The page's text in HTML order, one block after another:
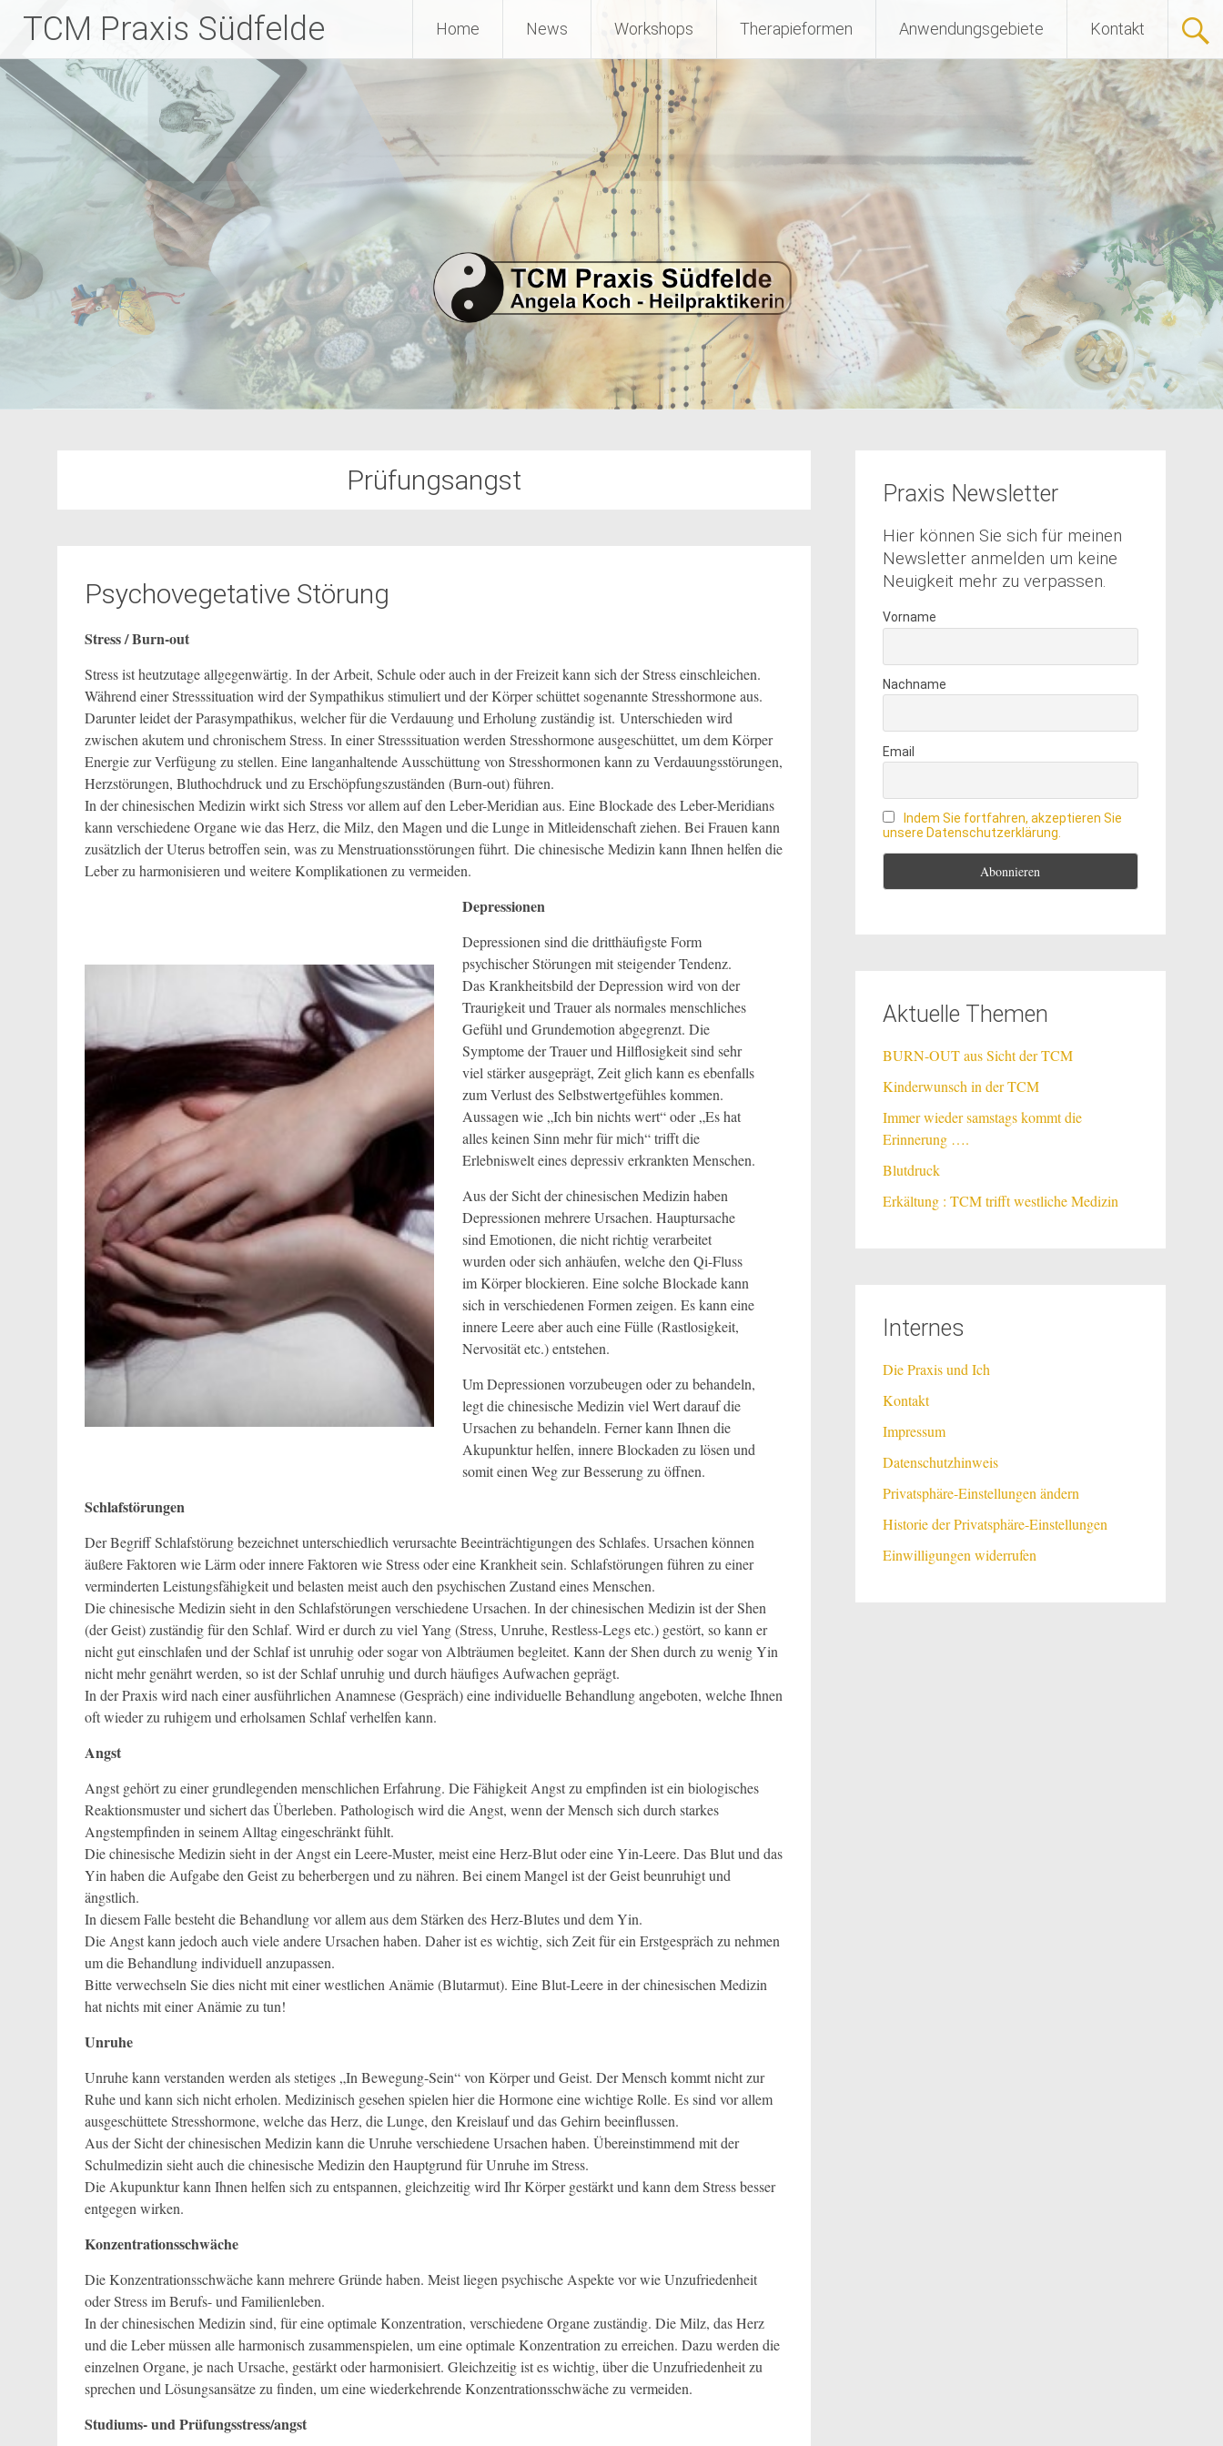
TCM Praxis Südfelde Home News Workshops Therapieformen Anwendungsgebiete Kontakt
Prüfungsangst
Psychovegetative Störung
Stress / Burn-out
Stress ist heutzutage allgegenwärtig. In der Arbeit, Schule oder auch in der Freizeit kann sich der Stress einschleichen.
Während einer Stresssituation wird der Sympathikus stimuliert und der Körper schüttet sogenannte Stresshormone aus.
Darunter leidet der Parasympathikus, welcher für die Verdauung und Erholung zuständig ist. Unterschieden wird
zwischen akutem und chronischem Stress. In einer Stresssituation werden Stresshormone ausgeschüttet, um dem Körper
Energie zur Verfügung zu stellen. Eine langanhaltende Ausschüttung von Stresshormonen kann zu Verdauungsstörungen,
Herzstörungen, Bluthochdruck und zu Erschöpfungszuständen (Burn-out) führen.
In der chinesischen Medizin wirkt sich Stress vor allem auf den Leber-Meridian aus. Eine Blockade des Leber-Meridians
kann verschiedene Organe wie das Herz, die Milz, den Magen und die Lunge in Mitleidenschaft ziehen. Bei Frauen kann
zusätzlich der Uterus betroffen sein, was zu Menstruationsstörungen führt. Die chinesische Medizin kann Ihnen helfen die
Leber zu harmonisieren und weitere Komplikationen zu vermeiden.
Depressionen
Depressionen sind die dritthäufigste Form
psychischer Störungen mit steigender Tendenz.
Das Krankheitsbild der Depression wird von der
Traurigkeit und Trauer als normales menschliches
Gefühl und Grundemotion abgegrenzt. Die
Symptome der Trauer und Hilflosigkeit sind sehr
viel stärker ausgeprägt, Zeit glich kann es ebenfalls
zum Verlust des Selbstwertgefühles kommen.
Aussagen wie „Ich bin nichts wert“ oder „Es hat
alles keinen Sinn mehr für mich“ trifft die
Erlebniswelt eines depressiv erkrankten Menschen.
Aus der Sicht der chinesischen Medizin haben
Depressionen mehrere Ursachen. Hauptursache
sind Emotionen, die nicht richtig verarbeitet
wurden oder sich anhäufen, welche den Qi-Fluss
im Körper blockieren. Eine solche Blockade kann
sich in verschiedenen Formen zeigen. Es kann eine
innere Leere aber auch eine Fülle (Rastlosigkeit,
Nervosität etc.) entstehen.
Um Depressionen vorzubeugen oder zu behandeln,
legt die chinesische Medizin viel Wert darauf die
Ursachen zu behandeln. Ferner kann Ihnen die
Akupunktur helfen, innere Blockaden zu lösen und
somit einen Weg zur Besserung zu öffnen.
Schlafstörungen
Der Begriff Schlafstörung bezeichnet unterschiedlich verursachte Beeinträchtigungen des Schlafes. Ursachen können
äußere Faktoren wie Lärm oder innere Faktoren wie Stress oder eine Krankheit sein. Schlafstörungen führen zu einer
verminderten Leistungsfähigkeit und belasten meist auch den psychischen Zustand eines Menschen.
Die chinesische Medizin sieht in den Schlafstörungen verschiedene Ursachen. In der chinesischen Medizin ist der Shen
(der Geist) zuständig für den Schlaf. Wird er durch zu viel Yang (Stress, Unruhe, Restless-Legs etc.) gestört, so kann er
nicht gut einschlafen und der Schlaf ist unruhig oder sogar von Albträumen begleitet. Kann der Shen durch zu wenig Yin
nicht mehr genährt werden, so ist der Schlaf unruhig und durch häufiges Aufwachen geprägt.
In der Praxis wird nach einer ausführlichen Anamnese (Gespräch) eine individuelle Behandlung angeboten, welche Ihnen
oft wieder zu ruhigem und erholsamen Schlaf verhelfen kann.
Angst
Angst gehört zu einer grundlegenden menschlichen Erfahrung. Die Fähigkeit Angst zu empfinden ist ein biologisches
Reaktionsmuster und sichert das Überleben. Pathologisch wird die Angst, wenn der Mensch sich durch starkes
Angstempfinden in seinem Alltag eingeschränkt fühlt.
Die chinesische Medizin sieht in der Angst ein Leere-Muster, meist eine Herz-Blut oder eine Yin-Leere. Das Blut und das
Yin haben die Aufgabe den Geist zu beherbergen und zu nähren. Bei einem Mangel ist der Geist beunruhigt und
ängstlich.
In diesem Falle besteht die Behandlung vor allem aus dem Stärken des Herz-Blutes und dem Yin.
Die Angst kann jedoch auch viele andere Ursachen haben. Daher ist es wichtig, sich Zeit für ein Erstgespräch zu nehmen
um die Behandlung individuell anzupassen.
Bitte verwechseln Sie dies nicht mit einer westlichen Anämie (Blutarmut). Eine Blut-Leere in der chinesischen Medizin
hat nichts mit einer Anämie zu tun!
Unruhe
Unruhe kann verstanden werden als stetiges „In Bewegung-Sein“ von Körper und Geist. Der Mensch kommt nicht zur
Ruhe und kann sich nicht erholen. Medizinisch gesehen spielen hier die Hormone eine wichtige Rolle. Es sind vor allem
ausgeschüttete Stresshormone, welche das Herz, die Lunge, den Kreislauf und das Gehirn beeinflussen.
Aus der Sicht der chinesischen Medizin kann die Unruhe verschiedene Ursachen haben. Übereinstimmend mit der
Schulmedizin sieht auch die chinesische Medizin den Hauptgrund für Unruhe im Stress.
Die Akupunktur kann Ihnen helfen sich zu entspannen, gleichzeitig wird Ihr Körper gestärkt und kann dem Stress besser
entgegen wirken.
Konzentrationsschwäche
Die Konzentrationsschwäche kann mehrere Gründe haben. Meist liegen psychische Aspekte vor wie Unzufriedenheit
oder Stress im Berufs- und Familienleben.
In der chinesischen Medizin sind, für eine optimale Konzentration, verschiedene Organe zuständig. Die Milz, das Herz
und die Leber müssen alle harmonisch zusammenspielen, um eine optimale Konzentration zu erreichen. Dazu werden die
einzelnen Organe, je nach Ursache, gestärkt oder harmonisiert. Gleichzeitig ist es wichtig, über die Unzufriedenheit zu
sprechen und Lösungsansätze zu finden, um eine wiederkehrende Konzentrationsschwäche zu vermeiden.
Studiums- und Prüfungsstress/angst
Praxis Newsletter
Hier können Sie sich für meinen
Newsletter anmelden um keine
Neuigkeit mehr zu verpassen.
Vorname
Nachname
Email
Indem Sie fortfahren, akzeptieren Sie
unsere Datenschutzerklärung.
Aktuelle Themen
BURN-OUT aus Sicht der TCM
Kinderwunsch in der TCM
Immer wieder samstags kommt die
Erinnerung ….
Blutdruck
Erkältung : TCM trifft westliche Medizin
Internes
Die Praxis und Ich
Kontakt
Impressum
Datenschutzhinweis
Privatsphäre-Einstellungen ändern
Historie der Privatsphäre-Einstellungen
Einwilligungen widerrufen